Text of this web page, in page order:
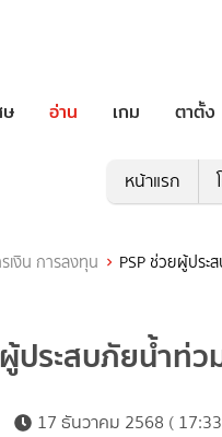
อ่าน เกม ตาตั้ง
หน้าแรก
เงิน การลงทุน PSP ช่วยผู้ปร
ผู้ประสบภัยน้ำท่
17 ธันวาคม 2568 (